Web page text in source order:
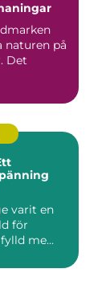
naturen på
Det
varit en
för
me...